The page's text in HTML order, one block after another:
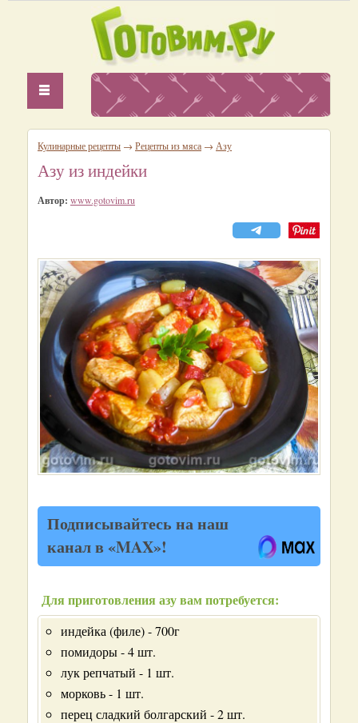
Кулинарные рецепты → Рецепты из мяса → Азу
Азу из индейки
Автор: www.gotovim.ru
Подписывайтесь на наш
канал в «MAX»!
Для приготовления азу вам потребуется:
индейка (филе) - 700г
помидоры - 4 шт.
лук репчатый - 1 шт.
морковь - 1 шт.
перец сладкий болгарский - 2 шт.